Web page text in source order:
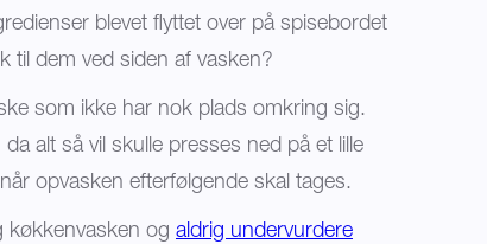
blevet flyttet over på spisebordet
til dem ved siden af vasken?
som ikke har nok plads omkring sig.
alt så vil skulle presses ned på et lille
opvasken efterfølgende skal tages.
køkkenvasken og aldrig undervurdere